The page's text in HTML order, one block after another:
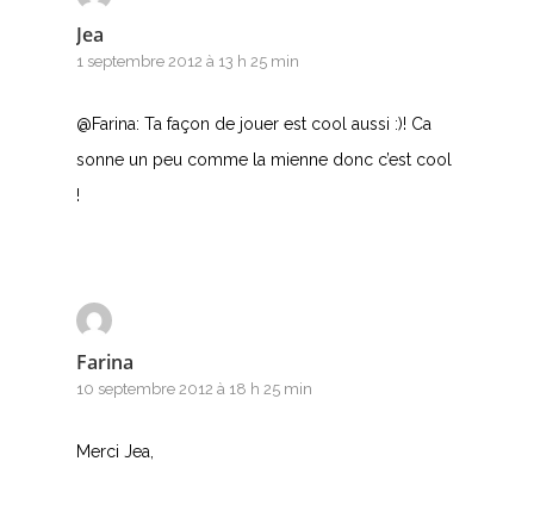
Jea
1 septembre 2012 à 13 h 25 min
@Farina: Ta façon de jouer est cool aussi :)! Ca
sonne un peu comme la mienne donc c’est cool
!
Farina
10 septembre 2012 à 18 h 25 min
Merci Jea,